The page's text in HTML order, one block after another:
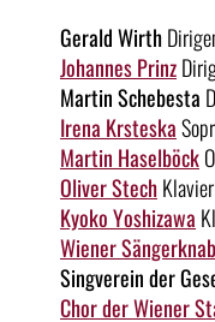
Gerald Wirth
Johannes Prinz
Martin Schebesta
Irena Krsteska
Martin Haselböck
Oliver StechKlavier
Kyoko Yoshizawa
Wiener
Singverein der
Chor der Wiener